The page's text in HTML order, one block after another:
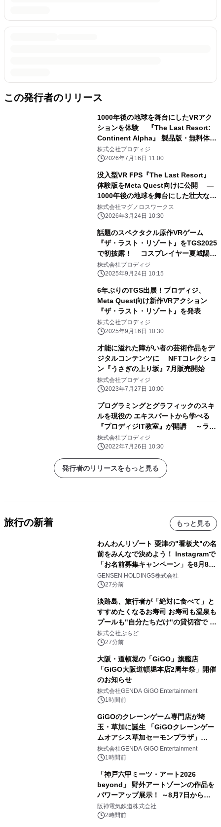
この発行者のリリース
1000年後の地球を舞台にしたVRアク
ションを体験 『The Last Resort:
Continent Alpha』 製品版・無料体験
版を正式リリース ～発売記念
10％OFFキャンペーンも実施～
株式会社プロディジ
2026年7月16日 11:00
没入型VR FPS『The Last Resort』
体験版をMeta Quest向けに公開 ―
1000年後の地球を舞台にした壮大な
SFバトル体験 ―
株式会社マグノロスワークス
2026年3月24日 10:30
話題のスペクタクル原作VRゲーム
『ザ・ラスト・リゾート』をTGS2025
で初披露！ コスプレイヤー夏城陽詩
さんも登場
株式会社プロディジ
2025年9月24日 10:15
6年ぶりのTGS出展！プロディジ、
Meta Quest向け新作VRアクション
『ザ・ラスト・リゾート』を発表
株式会社プロディジ
2025年9月16日 10:30
才能に溢れた障がい者の芸術作品をデ
ジタルコンテンツに NFTコレクショ
ン『うさぎの上り坂』7月販売開始
株式会社プロディジ
2023年7月27日 10:00
プログラミングとグラフィックのスキ
ルを現役の エキスパートから学べる
『プロディジIT教室』が開講 ～ライ
フスタイルに合わせてオンライン・通
学を選べる～
株式会社プロディジ
2022年7月26日 10:30
発行者のリリースをもっと見る
旅行の新着 もっと見る
わんわんリゾート 粟津の"看板犬"の名
前をみんなで決めよう！ Instagramで
「お名前募集キャンペーン」を8月8日
(土)より開催
GENSEN HOLDINGS株式会社
27分前
淡路島、旅行者が「絶対に食べて」と
すすめたくなるお寿司 お寿司も温泉も
プールも"自分たちだけ"の貸切宿で 1
日1組限定「岩屋温泉 絵島別庭 海と
森」の握り寿司プラン
株式会社ぷらど
27分前
大阪・道頓堀の「GiGO」旗艦店
「GiGO大阪道頓堀本店2周年祭」開催
のお知らせ
株式会社GENDA GiGO Entertainment
1時間前
GiGOのクレーンゲーム専門店が埼
玉・草加に誕生 「GiGOクレーンゲー
ムオアシス草加セーモンプラザ」
2026年8月7日(金)10時グランドオープ
ン
株式会社GENDA GiGO Entertainment
1時間前
「神戸六甲ミーツ・アート2026
beyond」 野外アートゾーンの作品を
パワーアップ展示！ ～8月7日からは
直前割パスポートを販売～
阪神電気鉄道株式会社
2時間前